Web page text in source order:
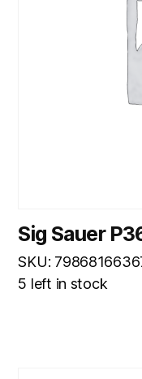
Sig Sauer
SKU:
5 left in stock